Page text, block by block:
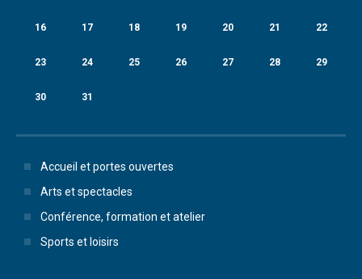
16 17 18 19 20 21 22
23 24 25 26 27 28 29
30 31
Accueil et portes ouvertes
Arts et spectacles
Conférence, formation et atelier
Sports et loisirs